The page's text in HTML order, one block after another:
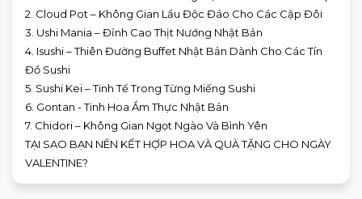
2. Cloud Pot – Không Gian Lẩu Độc Đáo Cho Các Cặp Đôi
3. Ushi Mania – Đỉnh Cao Thịt Nướng Nhật Bản
4. Isushi – Thiên Đường Buffet Nhật Bản Dành Cho Các Tín
Đồ Sushi
5. Sushi Kei – Tinh Tế Trong Từng Miếng Sushi
6. Gontan - Tinh Hoa Ẩm Thực Nhật Bản
7. Chidori – Không Gian Ngọt Ngào Và Bình Yên
TẠI SAO BẠN NÊN KẾT HỢP HOA VÀ QUÀ TẶNG CHO NGÀY
VALENTINE?